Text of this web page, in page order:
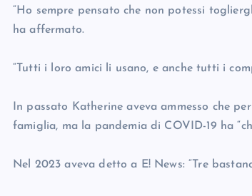
“Ho sempre pensato che non potessi
ha affermato.
“Tutti i loro amici li usano, e anche tutti i
In passato Katherine aveva ammesso che
famiglia, ma la pandemia di COVID-19 ha
Nel 2023 aveva detto a E! News: “Tre